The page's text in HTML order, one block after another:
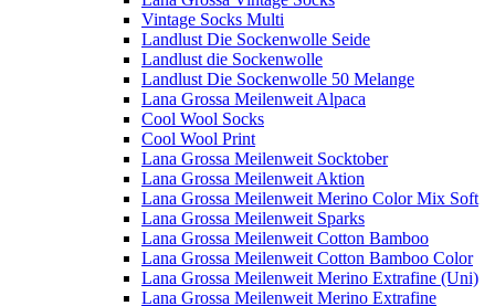
Vintage Socks Multi
Landlust Die Sockenwolle Seide
Landlust die Sockenwolle
Landlust Die Sockenwolle 50 Melange
Lana Grossa Meilenweit Alpaca
Cool Wool Socks
Cool Wool Print
Lana Grossa Meilenweit Socktober
Lana Grossa Meilenweit Aktion
Lana Grossa Meilenweit Merino Color Mix Soft
Lana Grossa Meilenweit Sparks
Lana Grossa Meilenweit Cotton Bamboo
Lana Grossa Meilenweit Cotton Bamboo Color
Lana Grossa Meilenweit Merino Extrafine (Uni)
Lana Grossa Meilenweit Merino Extrafine